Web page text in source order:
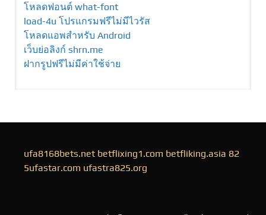
โหลดฟอนต์ what-font
load-4u โปรแกรมฟรีไม่มีไวรัส
โหลดแอพสำหรับ Android
เว็บย่อลิงก์ shrn.me
ฝากรูปฟรีไม่มีค่าใช้จ่าย
ufa8168bets.net betflixing1.com betfliking.asia 82
5ufastar.com ufastra825.org